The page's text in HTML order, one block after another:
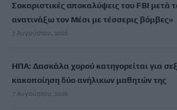
Σοκαριστικές αποκαλύψεις του FBI μετά
ανατινάξω τον Μέσι με τέσσερις βόμβες»
7 Αυγούστου, 2026
ΗΠΑ: Δασκάλα χορού κατηγορείται για
κακοποίηση δύο ανήλικων μαθητών της
7 Αυγούστου, 2026